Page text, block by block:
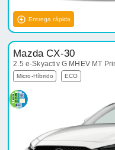
Entrega rápida
Mazda CX-30
2.5 e-Skyactiv G MHEV MT
Micro-Híbrido ECO